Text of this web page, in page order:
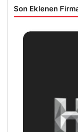
Son Eklenen